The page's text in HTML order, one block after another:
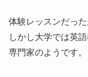
体験レッスンだっ
しかし大学では英
専門家のようです。